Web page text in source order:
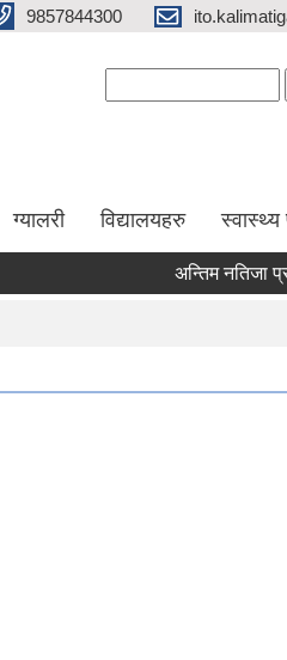
9857844300
ग्यालरी विद्यालयहरु स्वास्थ्य
अन्तिम नतिजा